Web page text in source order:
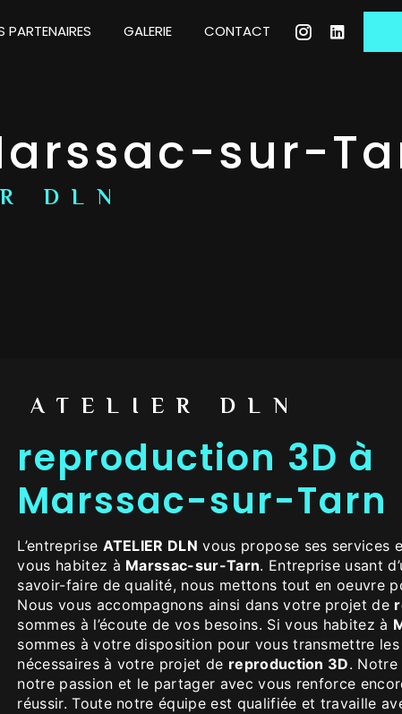
PARTENAIRES GALERIE CONTACT
sur-
DLN
ATELIER DLN
reproduction 3D à
Marssac-sur-Tarn
L’entreprise ATELIER DLN vous propose ses services
vous habitez à Marssac-sur-Tarn. Entreprise usant
savoir-faire de qualité, nous mettons tout en oeuvre
Nous vous accompagnons ainsi dans votre projet de
sommes à l’écoute de vos besoins. Si vous habitez à
sommes à votre disposition pour vous transmettre les
nécessaires à votre projet de reproduction 3D.
notre passion et le partager avec vous renforce
réussir. Toute notre équipe est qualifiée et travaille